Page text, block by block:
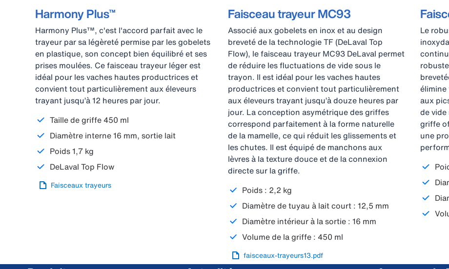
Harmony Plus™
Harmony Plus™, c'est l'accord parfait avec le
trayeur par sa légèreté permise par les gobelets
en plastique, son concept bien équilibré et ses
prises moulées. Ce faisceau trayeur léger est
idéal pour les vaches hautes productrices et
convient tout particulièrement aux éleveurs
trayant jusqu’à 12 heures par jour.
Taille de griffe 450 ml
Diamètre interne 16 mm, sortie lait
Poids 1,7 kg
DeLaval Top Flow
Faisceaux trayeurs
Faisceau trayeur MC93
Associé aux gobelets en inox et au design
breveté de la technologie TF (DeLaval Top
Flow), le faisceau trayeur MC93 DeLaval permet
de réduire les fluctuations de vide sous le
trayon. Il est idéal pour les vaches hautes
productrices et convient tout particulièrement
aux éleveurs trayant jusqu’à douze heures par
jour. La conception asymétrique des griffes
correspond parfaitement à la forme naturelle
de la mamelle, ce qui réduit les glissements et
les chutes. Il est équipé de manchons aux
lèvres à la texture douce et de la connexion
directe sur la griffe.
Poids : 2,2 kg
Diamètre de tuyau à lait court : 12,5 mm
Diamètre intérieur à la sortie : 16 mm
Volume de la griffe : 450 ml
faisceaux-trayeurs13.pdf
Le
élimine
aux
de
griffe
une